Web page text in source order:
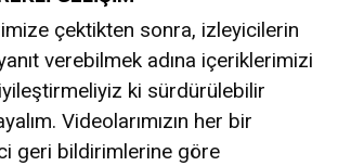
çektikten sonra, izleyicilerin
verebilmek adına içeriklerimizi
ki sürdürülebilir
Videolarımızın her bir
geri bildirimlerine göre